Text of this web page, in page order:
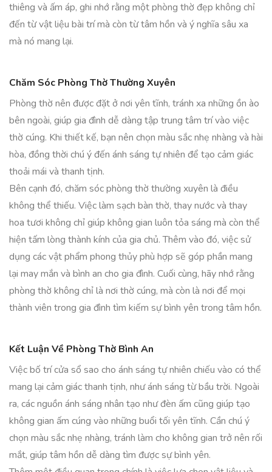
thiêng và ấm áp, ghi nhớ rằng một phòng thờ đẹp không chỉ
đến từ vật liệu bài trí mà còn từ tâm hồn và ý nghĩa sâu xa
mà nó mang lại.
Chăm Sóc Phòng Thờ Thường Xuyên
Phòng thờ nên được đặt ở nơi yên tĩnh, tránh xa những ồn ào
bên ngoài, giúp gia đình dễ dàng tập trung tâm trí vào việc
thờ cúng. Khi thiết kế, bạn nên chọn màu sắc nhẹ nhàng và hài
hòa, đồng thời chú ý đến ánh sáng tự nhiên để tạo cảm giác
thoải mái và thanh tịnh.
Bên cạnh đó, chăm sóc phòng thờ thường xuyên là điều
không thể thiếu. Việc làm sạch bàn thờ, thay nước và thay
hoa tươi không chỉ giúp không gian luôn tỏa sáng mà còn thể
hiện tấm lòng thành kính của gia chủ. Thêm vào đó, việc sử
dụng các vật phẩm phong thủy phù hợp sẽ góp phần mang
lại may mắn và bình an cho gia đình. Cuối cùng, hãy nhớ rằng
phòng thờ không chỉ là nơi thờ cúng, mà còn là nơi để mọi
thành viên trong gia đình tìm kiếm sự bình yên trong tâm hồn.
Kết Luận Về Phòng Thờ Bình An
Việc bố trí cửa sổ sao cho ánh sáng tự nhiên chiếu vào có thể
mang lại cảm giác thanh tịnh, như ánh sáng từ bầu trời. Ngoài
ra, các nguồn ánh sáng nhân tạo như đèn ấm cũng giúp tạo
không gian ấm cúng vào những buổi tối yên tĩnh. Cần chú ý
chọn màu sắc nhẹ nhàng, tránh làm cho không gian trở nên rối
mắt, giúp tâm hồn dễ dàng tìm được sự bình yên.